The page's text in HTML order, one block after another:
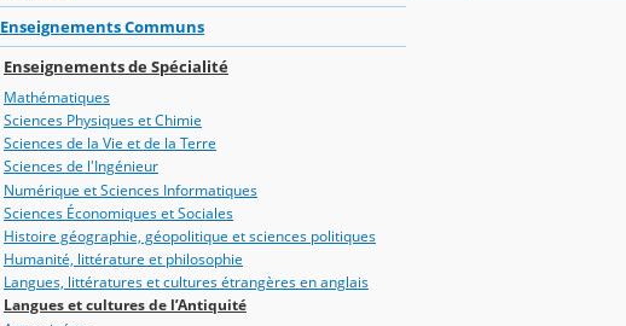
Enseignements Communs
Enseignements de Spécialité
Mathématiques
Sciences Physiques et Chimie
Sciences de la Vie et de la Terre
Sciences de l'Ingénieur
Numérique et Sciences Informatiques
Sciences Économiques et Sociales
Histoire géographie, géopolitique et sciences politiques
Humanité, littérature et philosophie
Langues, littératures et cultures étrangères en anglais
Langues et cultures de l’Antiquité